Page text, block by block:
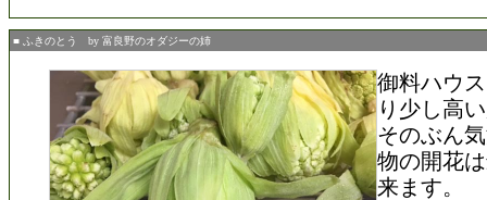
■ ふきのとう by 富良野のオダジーの姉
御料ハウ
り少し高
そのぶん
物の開花
来ます。